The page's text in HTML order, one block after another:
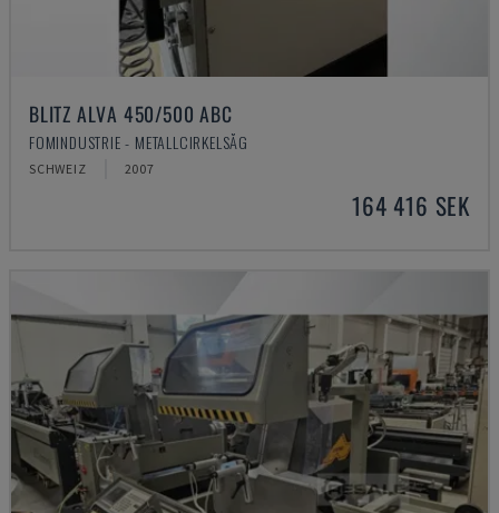
BLITZ ALVA 450/500 ABC
FOMINDUSTRIE - METALLCIRKELSÅG
SCHWEIZ 2007
164 416 SEK